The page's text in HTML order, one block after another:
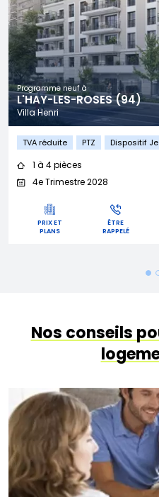
Programme neuf à
L'HAY-LES-ROSES (94)
Villa Henri
TVA réduite PTZ Dispositif
1 à 4 pièces
4e Trimestre 2028
PRIX ET
PLANS
ÊTRE
RAPPELÉ
Nos conseils